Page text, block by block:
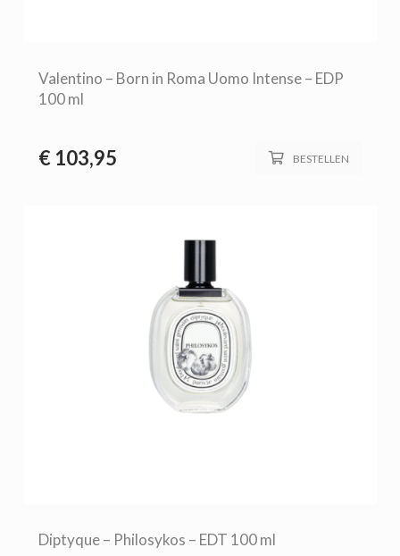
Valentino – Born in Roma Uomo Intense – EDP
100 ml
€103,95 BESTELLEN
Diptyque – Philosykos – EDT 100 ml